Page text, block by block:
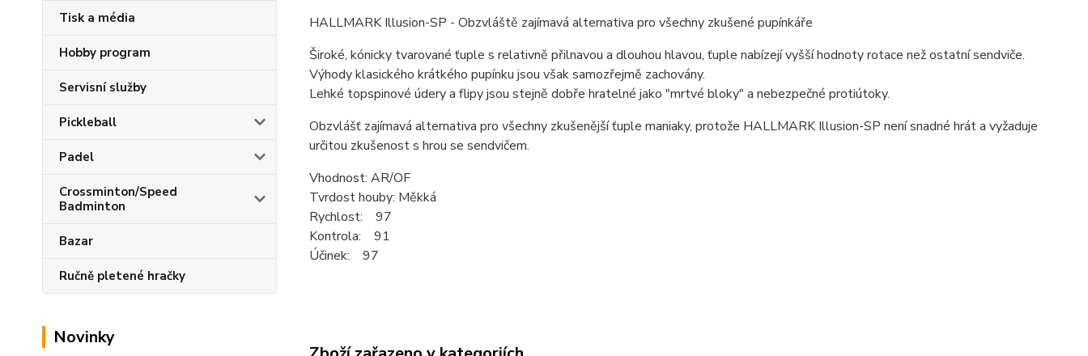
Tisk a média
Hobby program
Servisní služby
Pickleball
Padel
Crossminton/Speed
Badminton
Bazar
Ručně pletené hračky
Novinky
HALLMARK Illusion-SP - Obzvláště zajímavá alternativa pro všechny zkušené pupínkáře
Široké, kónicky tvarované ťuple s relativně přilnavou a dlouhou hlavou, ťuple nabízejí vyšší hodnoty rotace než ostatní sendviče.
Výhody klasického krátkého pupínku jsou však samozřejmě zachovány.
Lehké topspinové údery a flipy jsou stejně dobře hratelné jako "mrtvé bloky" a nebezpečné protiútoky.
Obzvlášť zajímavá alternativa pro všechny zkušenější ťuple maniaky, protože HALLMARK Illusion-SP není snadné hrát a vyžaduje
určitou zkušenost s hrou se sendvičem.
Vhodnost: AR/OF
Tvrdost houby: Měkká
Rychlost: 97
Kontrola: 91
Účinek: 97